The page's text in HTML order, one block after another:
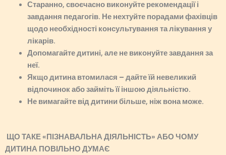
Старанно, своєчасно виконуйте рекомендації і
завдання педагогів. Не нехтуйте порадами фахівців
щодо необхідності консультування та лікування у
лікарів.
Допомагайте дитині, але не виконуйте завдання за
неї.
Якщо дитина втомилася – дайте їй невеликий
відпочинок або займіть її іншою діяльністю.
Не вимагайте від дитини більше, ніж вона може.
ЩО ТАКЕ «ПІЗНАВАЛЬНА ДІЯЛЬНІСТЬ» АБО ЧОМУ
ДИТИНА ПОВІЛЬНО ДУМАЄ